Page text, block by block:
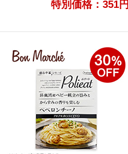
特別価格：351円